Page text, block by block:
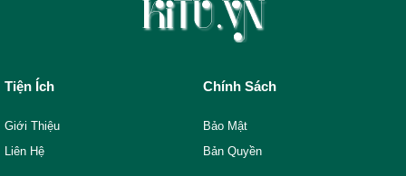
Tiện Ích
Giới Thiệu
Liên Hệ
Chính Sách
Bảo Mật
Bản Quyền